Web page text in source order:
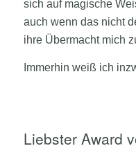
sich auf magische
auch wenn das nicht
ihre Übermacht mich
Immerhin weiß ich
Liebster Award